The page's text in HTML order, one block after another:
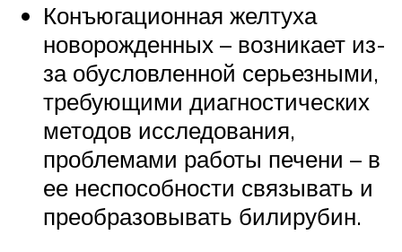
Конъюгационная желтуха
новорожденных – возникает из-
за обусловленной серьезными,
требующими диагностических
методов исследования,
проблемами работы печени – в
ее неспособности связывать и
преобразовывать билирубин.